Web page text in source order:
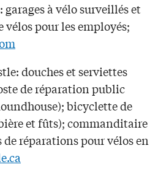
à vélo surveillés et
vélos pour les employés;
douches et serviettes
de réparation public
bicyclette de
et fûts); commanditaire
de réparations pour vélos en